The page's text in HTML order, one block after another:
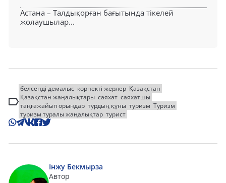
Астана – Талдықорған бағытында тікелей
жолаушылар...
белсенді демалыс көрнекті жерлер Қазақстан
Қазақстан жаңалықтары саяхат саяхатшы
таңғажайып орындар турдың құны туризм Туризм
туризм туралы жаңалықтар турист
Інжу Бекмырза
Автор